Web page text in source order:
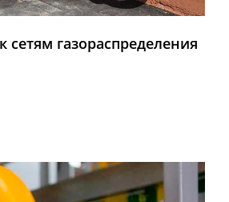
газораспределения